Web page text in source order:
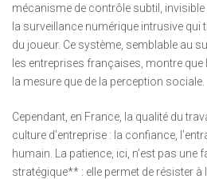
mécanisme de contrôle subtil,
la surveillance numérique intrusive
du joueur. Ce système, semblable au
les entreprises françaises, montre
la mesure que de la perception sociale.
Cependant, en France, la qualité du
culture d’entreprise : la confiance,
humain. La patience, ici, n’est pas une
stratégique** : elle permet de résister à